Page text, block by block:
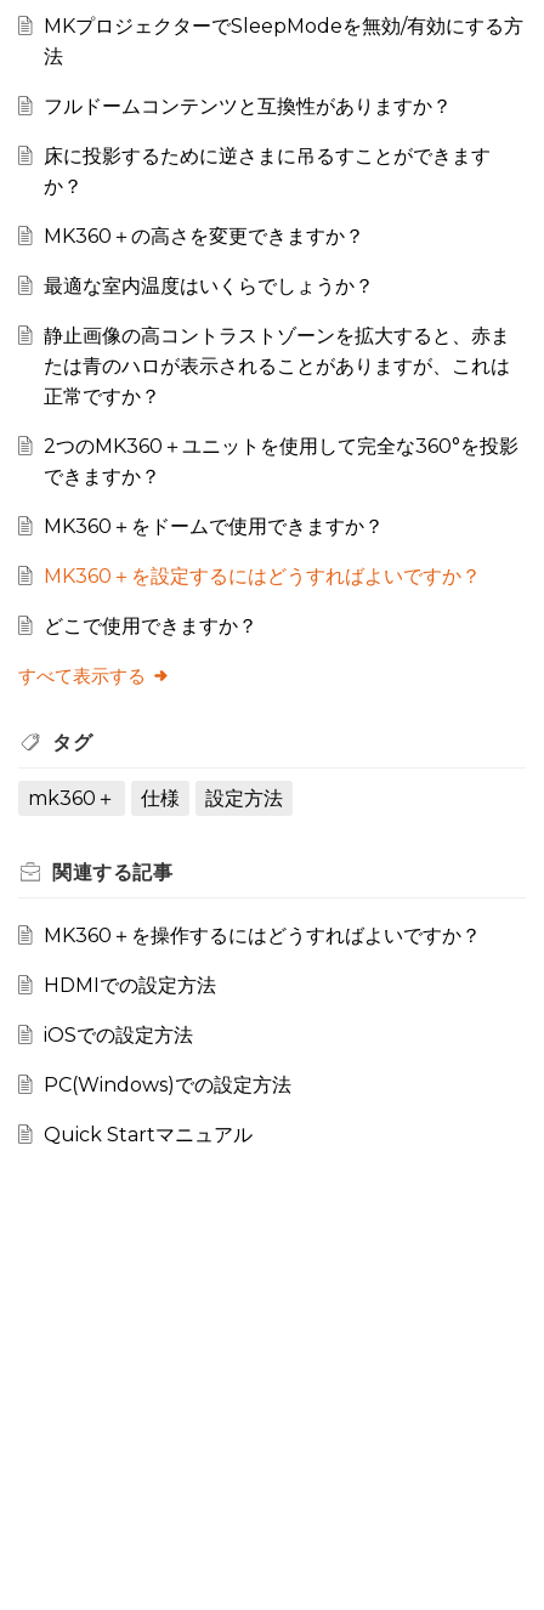
MKプロジェクターでSleepModeを無効/有効にする方
法
フルドームコンテンツと互換性がありますか？
床に投影するために逆さまに吊るすことができます
か？
MK360＋の高さを変更できますか？
最適な室内温度はいくらでしょうか？
静止画像の高コントラストゾーンを拡大すると、赤ま
たは青のハロが表示されることがありますが、これは
正常ですか？
2つのMK360＋ユニットを使用して完全な360°を投影
できますか？
MK360＋をドームで使用できますか？
MK360＋を設定するにはどうすればよいですか？
どこで使用できますか？
すべて表示する
タグ
mk360＋ 仕様 設定方法
関連する記事
MK360＋を操作するにはどうすればよいですか？
HDMIでの設定方法
iOSでの設定方法
PC(Windows)での設定方法
Quick Startマニュアル